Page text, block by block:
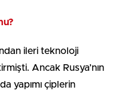
ileri teknoloji
Ancak Rusya’nın
yapımı çiplerin